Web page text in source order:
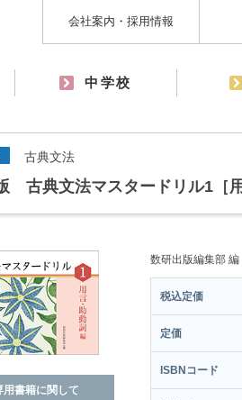
会社案内・採用情報
中学校
古典文法
古典文法マスタードリル1［
数研出版編集部 編
税込定価
定価
ISBNコード
用書籍に関して